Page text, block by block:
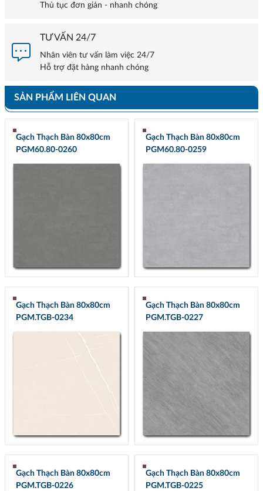
Thủ tục đơn giản - nhanh chóng
TƯ VẤN 24/7
Nhân viên tư vấn làm việc 24/7
Hỗ trợ đặt hàng nhanh chóng
SẢN PHẨM LIÊN QUAN
Gạch Thạch Bàn 80x80cm
PGM60.80-0260
Gạch Thạch Bàn 80x80cm
PGM60.80-0259
Gạch Thạch Bàn 80x80cm
PGM.TGB-0234
Gạch Thạch Bàn 80x80cm
PGM.TGB-0227
Gạch Thạch Bàn 80x80cm
PGM.TGB-0226
Gạch Thạch Bàn 80x80cm
PGM.TGB-0225